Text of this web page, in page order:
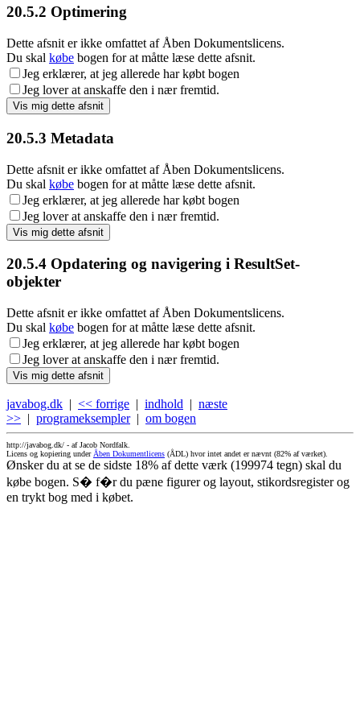
20.5.2 Optimering
Dette afsnit er ikke omfattet af Åben Dokumentslicens.
Du skal købe bogen for at måtte læse dette afsnit.
Jeg erklærer, at jeg allerede har købt bogen
Jeg lover at anskaffe den i nær fremtid.
20.5.3 Metadata
Dette afsnit er ikke omfattet af Åben Dokumentslicens.
Du skal købe bogen for at måtte læse dette afsnit.
Jeg erklærer, at jeg allerede har købt bogen
Jeg lover at anskaffe den i nær fremtid.
20.5.4 Opdatering og navigering i ResultSet-
objekter
Dette afsnit er ikke omfattet af Åben Dokumentslicens.
Du skal købe bogen for at måtte læse dette afsnit.
Jeg erklærer, at jeg allerede har købt bogen
Jeg lover at anskaffe den i nær fremtid.
javabog.dk | << forrige | indhold | næste
>> | programeksempler| om bogen
http://javabog.dk/ - af Jacob Nordfalk.
Licens og kopiering under Åben Dokumentlicens (ÅDL) hvor intet andet er nævnt (82% af værket).
Ønsker du at se de sidste 18% af dette værk (199974 tegn) skal du
købe bogen. S� f�r du pæne figurer og layout, stikordsregister og
en trykt bog med i købet.